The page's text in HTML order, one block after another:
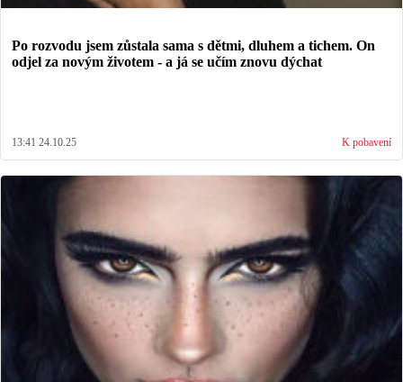
Po rozvodu jsem zůstala sama s dětmi, dluhem a tichem. On
odjel za novým životem - a já se učím znovu dýchat
13:41 24.10.25 K pobavení